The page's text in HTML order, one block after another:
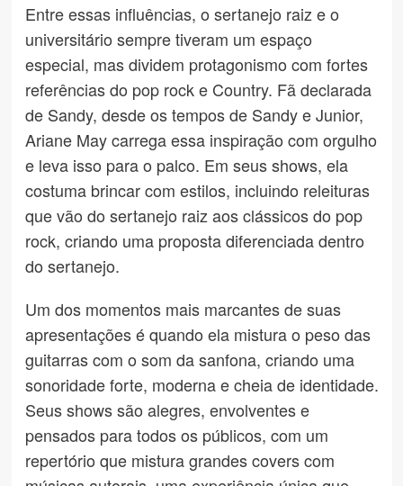
Entre essas influências, o sertanejo raiz e o
universitário sempre tiveram um espaço
especial, mas dividem protagonismo com fortes
referências do pop rock e Country. Fã declarada
de Sandy, desde os tempos de Sandy e Junior,
Ariane May carrega essa inspiração com orgulho
e leva isso para o palco. Em seus shows, ela
costuma brincar com estilos, incluindo releituras
que vão do sertanejo raiz aos clássicos do pop
rock, criando uma proposta diferenciada dentro
do sertanejo.
Um dos momentos mais marcantes de suas
apresentações é quando ela mistura o peso das
guitarras com o som da sanfona, criando uma
sonoridade forte, moderna e cheia de identidade.
Seus shows são alegres, envolventes e
pensados para todos os públicos, com um
repertório que mistura grandes covers com